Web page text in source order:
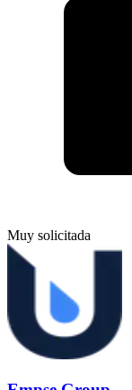
Muy solicitada